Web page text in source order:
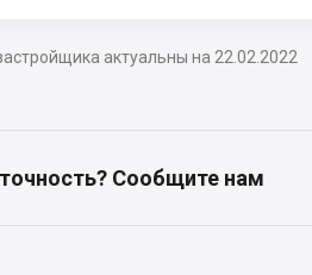
актуальны на 22.02.2022
Сообщите нам